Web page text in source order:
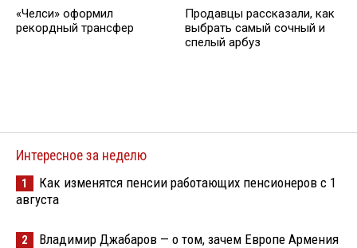
«Челси» оформил
рекордный трансфер
Продавцы рассказали, как
выбрать самый сочный и
спелый арбуз
Интересное за неделю
1
Как изменятся пенсии работающих пенсионеров с 1
августа
2 Владимир Джабаров — о том, зачем Европе Армения